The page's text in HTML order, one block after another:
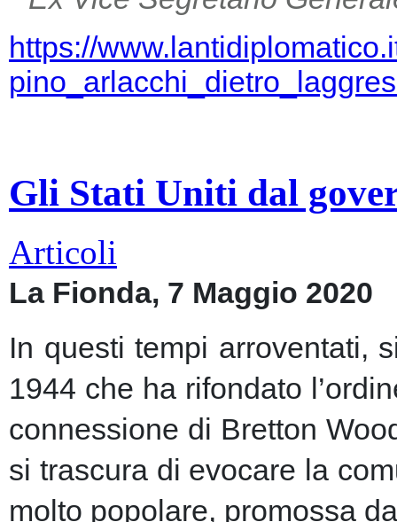
https://
Gli Stati Uniti dal
Articoli
La Fionda, 7 Maggio 2020
In questi tempi arroventati,
1944 che ha rifondato
connessione di Bretton
si trascura di evocare la
molto popolare, promossa